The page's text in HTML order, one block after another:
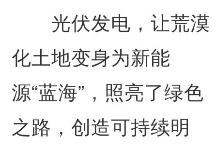
光伏发电，让荒漠
化土地变身为新能
源“蓝海”，照亮了绿色
之路，创造可持续明